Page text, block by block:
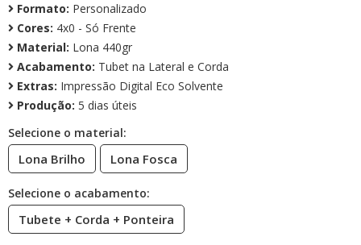
Formato: Personalizado
Cores: 4x0 - Só Frente
Material: Lona 440gr
Acabamento: Tubet na Lateral e Corda
Extras: Impressão Digital Eco Solvente
Produção: 5 dias úteis
Selecione o material:
Lona Brilho Lona Fosca
Selecione o acabamento:
Tubete + Corda + Ponteira